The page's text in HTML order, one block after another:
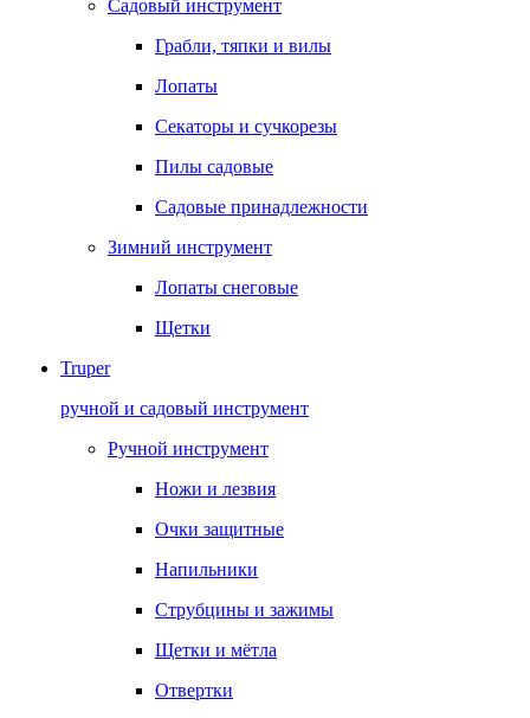
Садовый инструмент
Грабли, тяпки и вилы
Лопаты
Секаторы и сучкорезы
Пилы садовые
Садовые принадлежности
Зимний инструмент
Лопаты снеговые
Щетки
Truper
ручной и садовый инструмент
Ручной инструмент
Ножи и лезвия
Очки защитные
Напильники
Струбцины и зажимы
Щетки и мётла
Отвертки